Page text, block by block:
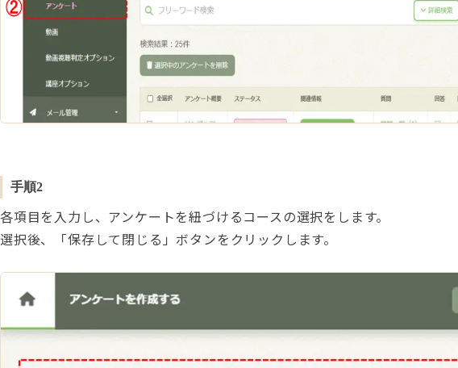
手順2
各項目を入力し、アンケートを紐づけるコースの選択をします。
選択後、「保存して閉じる」ボタンをクリックします。